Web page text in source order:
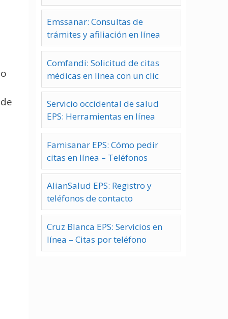
Emssanar: Consultas de
trámites y afiliación en línea
Comfandi: Solicitud de citas
médicas en línea con un clic
Servicio occidental de salud
EPS: Herramientas en línea
Famisanar EPS: Cómo pedir
citas en línea – Teléfonos
AlianSalud EPS: Registro y
teléfonos de contacto
Cruz Blanca EPS: Servicios en
línea – Citas por teléfono